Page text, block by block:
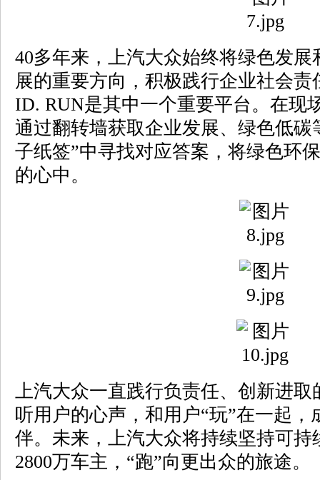
40多年来，上汽大众始终将绿色发
展的重要方向，积极践行企业社会
ID. RUN是其中一个重要平台。在现
通过翻转墙获取企业发展、绿色低碳
子纸签”中寻找对应答案，将绿色环
的心中。
上汽大众一直践行负责任、创新进
听用户的心声，和用户“玩”在一起
伴。未来，上汽大众将持续坚持可持
2800万车主，“跑”向更出众的旅途。